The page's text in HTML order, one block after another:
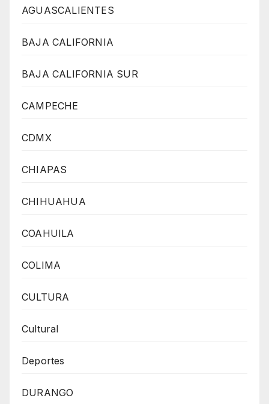
AGUASCALIENTES
BAJA CALIFORNIA
BAJA CALIFORNIA SUR
CAMPECHE
CDMX
CHIAPAS
CHIHUAHUA
COAHUILA
COLIMA
CULTURA
Cultural
Deportes
DURANGO